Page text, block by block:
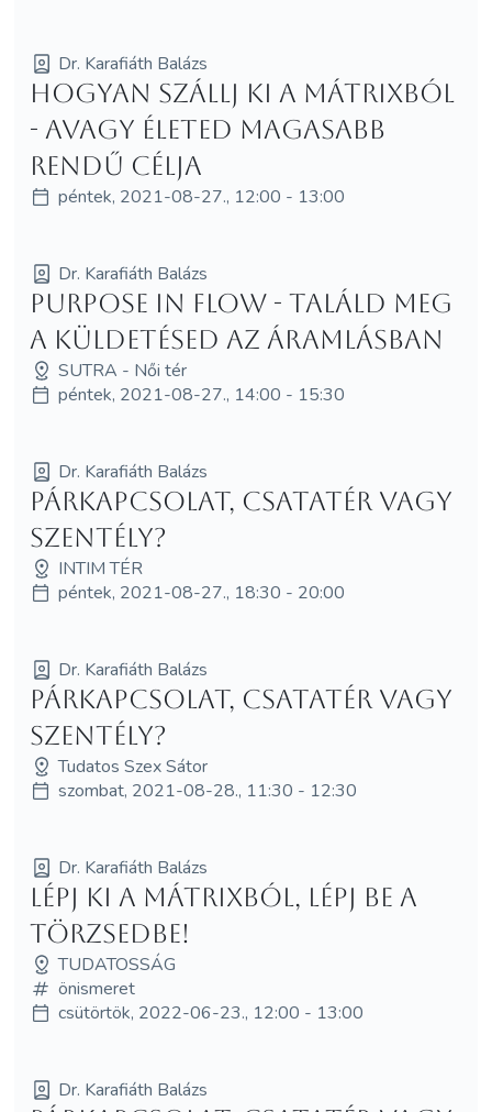
Dr. Karafiáth Balázs
Hogyan szállj ki a mátrixból
- avagy Életed magasabb
rendű célja
péntek, 2021-08-27., 12:00 - 13:00
Dr. Karafiáth Balázs
Purpose in Flow - Találd meg
a küldetésed az áramlásban
SUTRA - Női tér
péntek, 2021-08-27., 14:00 - 15:30
Dr. Karafiáth Balázs
Párkapcsolat, csatatér vagy
szentély?
INTIM TÉR
péntek, 2021-08-27., 18:30 - 20:00
Dr. Karafiáth Balázs
Párkapcsolat, csatatér vagy
szentély?
Tudatos Szex Sátor
szombat, 2021-08-28., 11:30 - 12:30
Dr. Karafiáth Balázs
Lépj ki a Mátrixból, lépj be a
Törzsedbe!
TUDATOSSÁG
önismeret
csütörtök, 2022-06-23., 12:00 - 13:00
Dr. Karafiáth Balázs